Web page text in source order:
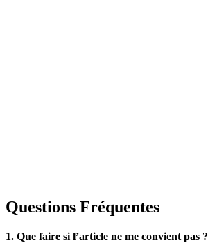
Questions Fréquentes
1. Que faire si l’article ne me convient pas ?